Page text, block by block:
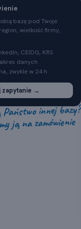
bazę pod Twoje
wielkość firmy,
CEIDG, KRS
danych
zwykle w 24 h
zapytanie →
innej bazy?
ją na zamówienie